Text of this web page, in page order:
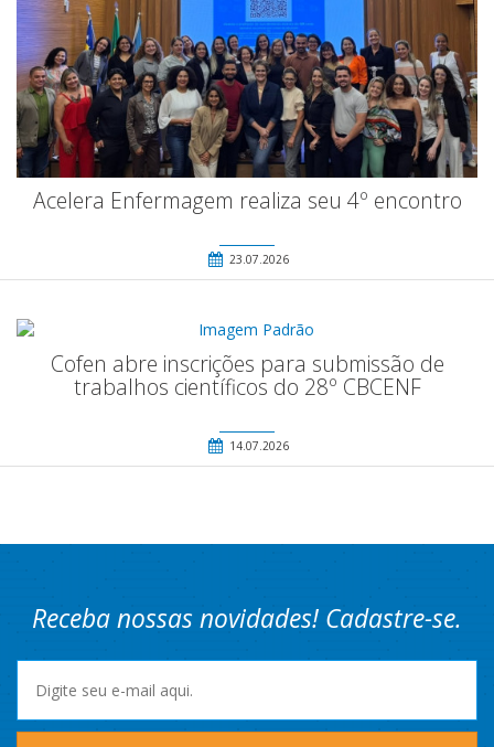
Acelera Enfermagem realiza seu 4º encontro
23.07.2026
Cofen abre inscrições para submissão de
trabalhos científicos do 28º CBCENF
14.07.2026
Receba nossas novidades! Cadastre-se.